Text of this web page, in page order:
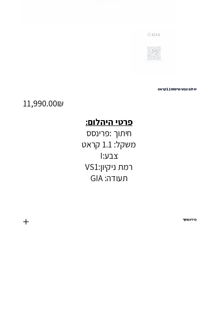
יהלום טבעי פרינסס 1.1 קראט
‏11,990.00 ‏₪
פרטי היהלום:
חיתוך :פרינסס
משקל: 1.1 קראט
צבע:I
רמת ניקיון:VS1
תעודה: GIA
מידע נוסף